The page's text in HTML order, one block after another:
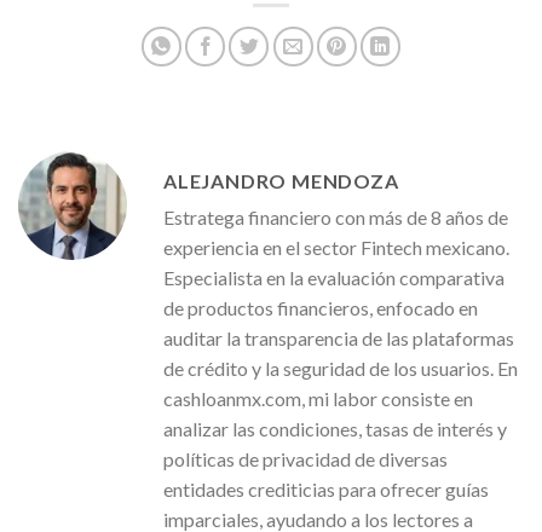
ALEJANDRO MENDOZA
Estratega financiero con más de 8 años de
experiencia en el sector Fintech mexicano.
Especialista en la evaluación comparativa
de productos financieros, enfocado en
auditar la transparencia de las plataformas
de crédito y la seguridad de los usuarios. En
cashloanmx.com, mi labor consiste en
analizar las condiciones, tasas de interés y
políticas de privacidad de diversas
entidades crediticias para ofrecer guías
imparciales, ayudando a los lectores a